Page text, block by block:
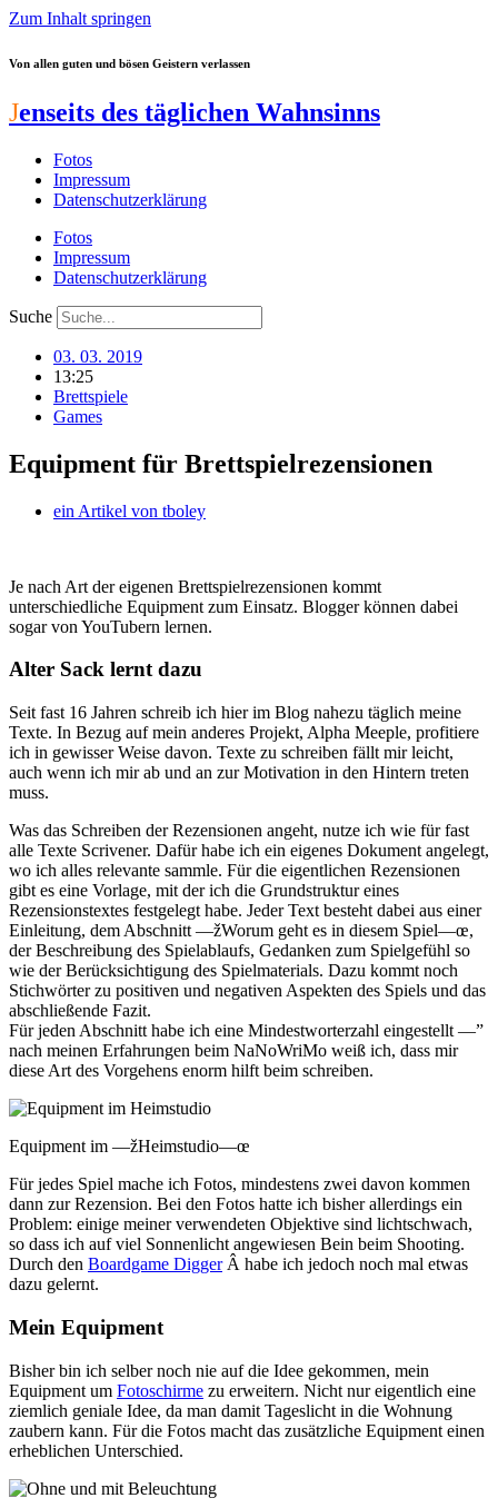
Zum Inhalt springen
Von allen guten und bösen Geistern verlassen
Jenseits des täglichen Wahnsinns
Fotos
Impressum
Datenschutzerklärung
Fotos
Impressum
Datenschutzerklärung
Suche
03. 03. 2019
13:25
Brettspiele
Games
Equipment für Brettspielrezensionen
ein Artikel von tboley
Je nach Art der eigenen Brettspielrezensionen kommt
unterschiedliche Equipment zum Einsatz. Blogger können dabei
sogar von YouTubern lernen.
Alter Sack lernt dazu
Seit fast 16 Jahren schreib ich hier im Blog nahezu täglich meine
Texte. In Bezug auf mein anderes Projekt, Alpha Meeple, profitiere
ich in gewisser Weise davon. Texte zu schreiben fällt mir leicht,
auch wenn ich mir ab und an zur Motivation in den Hintern treten
muss.
Was das Schreiben der Rezensionen angeht, nutze ich wie für fast
alle Texte Scrivener. Dafür habe ich ein eigenes Dokument angelegt,
wo ich alles relevante sammle. Für die eigentlichen Rezensionen
gibt es eine Vorlage, mit der ich die Grundstruktur eines
Rezensionstextes festgelegt habe. Jeder Text besteht dabei aus einer
Einleitung, dem Abschnitt —žWorum geht es in diesem Spiel—œ,
der Beschreibung des Spielablaufs, Gedanken zum Spielgefühl so
wie der Berücksichtigung des Spielmaterials. Dazu kommt noch
Stichwörter zu positiven und negativen Aspekten des Spiels und das
abschließende Fazit.
Für jeden Abschnitt habe ich eine Mindestworterzahl eingestellt —”
nach meinen Erfahrungen beim NaNoWriMo weiß ich, dass mir
diese Art des Vorgehens enorm hilft beim schreiben.
Equipment im —žHeimstudio—œ
Für jedes Spiel mache ich Fotos, mindestens zwei davon kommen
dann zur Rezension. Bei den Fotos hatte ich bisher allerdings ein
Problem: einige meiner verwendeten Objektive sind lichtschwach,
so dass ich auf viel Sonnenlicht angewiesen Bein beim Shooting.
Durch den Boardgame DiggerÂ habe ich jedoch noch mal etwas
dazu gelernt.
Mein Equipment
Bisher bin ich selber noch nie auf die Idee gekommen, mein
Equipment um Fotoschirme zu erweitern. Nicht nur eigentlich eine
ziemlich geniale Idee, da man damit Tageslicht in die Wohnung
zaubern kann. Für die Fotos macht das zusätzliche Equipment einen
erheblichen Unterschied.